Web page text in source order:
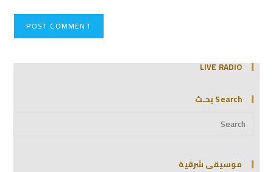
LIVE RADIO
Search بحـث
موسيقى شرقية